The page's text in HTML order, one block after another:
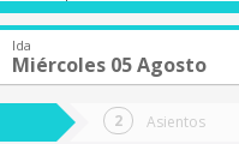
Ida
Miércoles 05 Agosto
Asientos